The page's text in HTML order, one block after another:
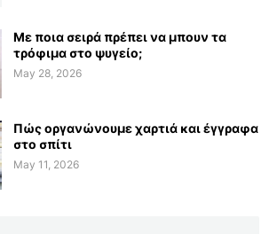
Με ποια σειρά πρέπει να μπουν τα
τρόφιμα στο ψυγείο;
May 28, 2026
Πώς οργανώνουμε χαρτιά και έγγραφα
στο σπίτι
May 11, 2026